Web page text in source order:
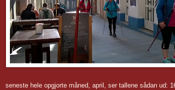
seneste hele opgjorte måned, april, ser tallene sådan ud: